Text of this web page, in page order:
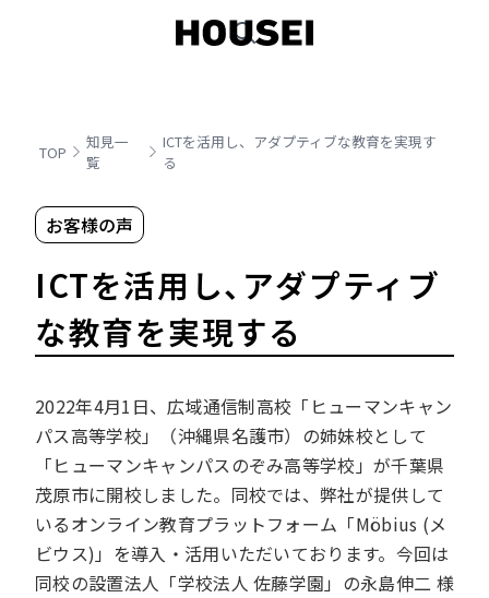
TOP
知見一
覧
ICTを活用し、アダプティブな教育を実現す
る
お客様の声
ICTを活用し、アダプティブ
な教育を実現する
2022年4月1日、広域通信制高校「ヒューマンキャン
パス高等学校」（沖縄県名護市）の姉妹校として
「ヒューマンキャンパスのぞみ高等学校」が千葉県
茂原市に開校しました。同校では、弊社が提供して
いるオンライン教育プラットフォーム「Möbius (メ
ビウス)」を導入・活用いただいております。今回は
同校の設置法人「学校法人 佐藤学園」の永島伸二 様